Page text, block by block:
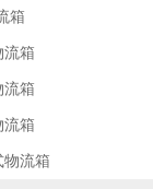
箱
流箱
流箱
流箱
物流箱